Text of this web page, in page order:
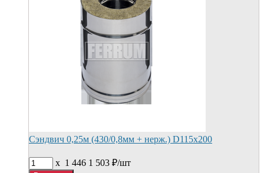
Сэндвич 0,25м (430/0,8мм + нерж.) D115х200
x 1 446 1 503 ₽/шт